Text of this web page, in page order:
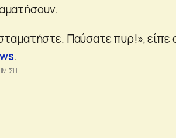
Παύσατε πυρ!», είπε
.